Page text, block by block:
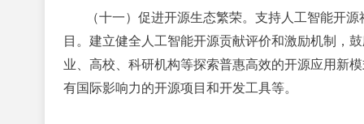
（十一）促进开源生态繁荣。 支持人工智能开源
目。建立健全人工智能开源贡献评价和激励机制，
业、高校、科研机构等探索普惠高效的开源应用新
有国际影响力的开源项目和开发工具等。